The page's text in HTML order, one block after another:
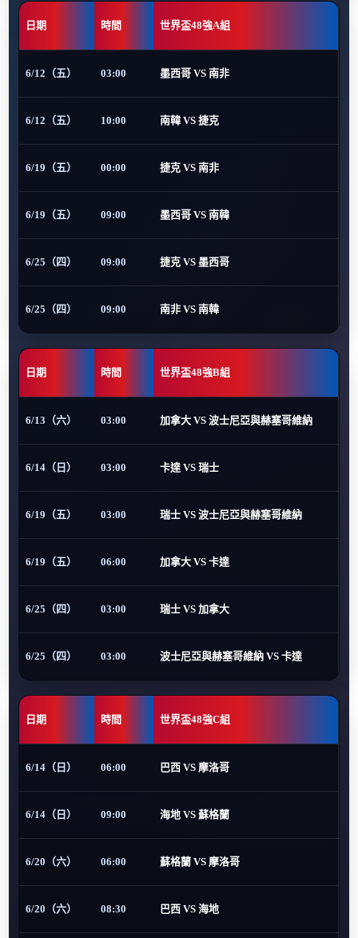
日期 時間 世界盃48強A組
6/12（五） 03:00 墨西哥 VS 南非
6/12（五） 10:00 南韓 VS 捷克
6/19（五） 00:00 捷克 VS 南非
6/19（五） 09:00 墨西哥 VS 南韓
6/25（四） 09:00 捷克 VS 墨西哥
6/25（四） 09:00 南非 VS 南韓
日期 時間 世界盃48強B組
6/13（六） 03:00 加拿大 VS 波士尼亞與赫塞哥維納
6/14（日） 03:00 卡達 VS 瑞士
6/19（五） 03:00 瑞士 VS 波士尼亞與赫塞哥維納
6/19（五） 06:00 加拿大 VS 卡達
6/25（四） 03:00 瑞士 VS 加拿大
6/25（四） 03:00 波士尼亞與赫塞哥維納 VS 卡達
日期 時間 世界盃48強C組
6/14（日） 06:00 巴西 VS 摩洛哥
6/14（日） 09:00 海地 VS 蘇格蘭
6/20（六） 06:00 蘇格蘭 VS 摩洛哥
6/20（六） 08:30 巴西 VS 海地